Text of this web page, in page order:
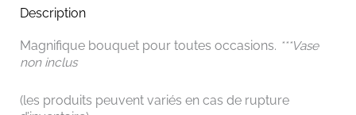
Description
Magnifique bouquet pour toutes occasions. ***Vase
non inclus
(les produits peuvent variés en cas de rupture